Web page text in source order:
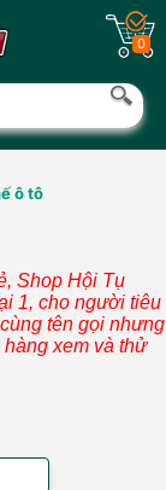
0
ô tô
Shop Hội Tụ
1, cho người tiêu
tên gọi nhưng
xem và thử